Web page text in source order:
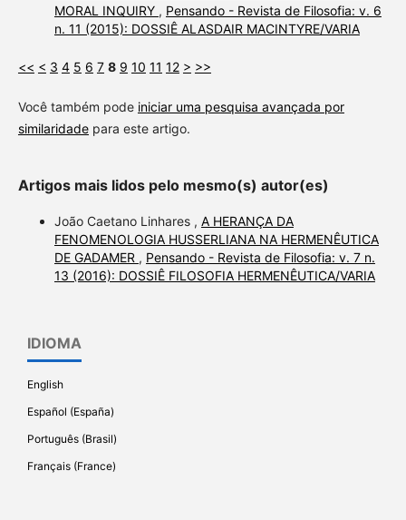
MORAL INQUIRY , Pensando - Revista de Filosofia: v. 6
n. 11 (2015): DOSSIÊ ALASDAIR MACINTYRE/VARIA
<< < 3 4 5 6 7 8 9 10 11 12 > >>
Você também pode iniciar uma pesquisa avançada por
similaridadepara este artigo.
Artigos mais lidos pelo mesmo(s) autor(es)
João Caetano Linhares , A HERANÇA DA
FENOMENOLOGIA HUSSERLIANA NA HERMENÊUTICA
DE GADAMER , Pensando - Revista de Filosofia: v. 7 n.
13 (2016): DOSSIÊ FILOSOFIA HERMENÊUTICA/VARIA
IDIOMA
English
Español (España)
Português (Brasil)
Français (France)